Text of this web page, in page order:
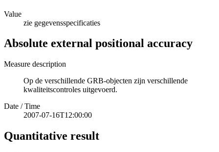
Value
zie gegevensspecificaties
Absolute external positional accuracy
Measure description
Op de verschillende GRB-objecten zijn verschillende
kwaliteitscontroles uitgevoerd.
Date / Time
2007-07-16T12:00:00
Quantitative result